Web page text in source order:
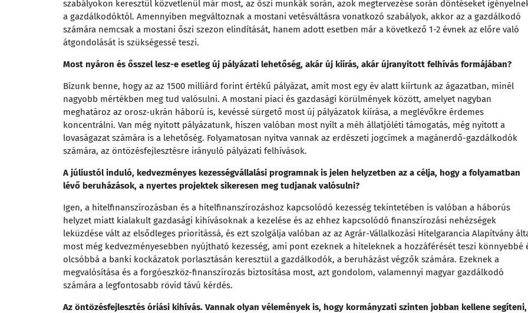
szabályokon keresztül közvetlenül már most, az őszi munkák során, azok megtervezése során döntéseket
a gazdálkodóktól. Amennyiben megváltoznak a mostani vetésváltásra vonatkozó szabályok, akkor az a gazdálkodó
számára nemcsak a mostani őszi szezon elindítását, hanem adott esetben már a következő 1-2 évnek az előre való
átgondolását is szükségessé teszi.
Most nyáron és ősszel lesz-e esetleg új pályázati lehetőség, akár új kiírás, akár újranyitott felhívás formájában?
Bízunk benne, hogy az az 1500 milliárd forint értékű pályázat, amit most egy év alatt kiírtunk az ágazatban, minél
nagyobb mértékben meg tud valósulni. A mostani piaci és gazdasági körülmények között, amelyet nagyban
meghatároz az orosz-ukrán háború is, kevéssé sürgető most új pályázatok kiírása, a meglévőkre érdemes
koncentrálni. Van még nyitott pályázatunk, hiszen valóban most nyílt a méh állatjóléti támogatás, még nyitott a
lovaságazat számára is a lehetőség. Folyamatosan nyitva vannak az erdészeti jogcímek a magánerdő-gazdálkodók
számára, az öntözésfejlesztésre irányuló pályázati felhívások.
A júliustól induló, kedvezményes kezességvállalási programnak is jelen helyzetben az a célja, hogy a folyamatban
lévő beruházások, a nyertes projektek sikeresen meg tudjanak valósulni?
Igen, a hitelfinanszírozásban és a hitelfinanszírozáshoz kapcsolódó kezesség tekintetében is valóban a háborús
helyzet miatt kialakult gazdasági kihívásoknak a kezelése és az ehhez kapcsolódó finanszírozási nehézségek
leküzdése vált az elsődleges prioritássá, és ezt szolgálja valóban az az Agrár-Vállalkozási Hitelgarancia Alapítvány
most még kedvezményesebben nyújtható kezesség, ami pont ezeknek a hiteleknek a hozzáférését teszi könnyebbé
olcsóbbá a banki kockázatok porlasztásán keresztül a gazdálkodók, a beruházást végzők számára. Ezeknek a
megvalósítása és a forgóeszköz-finanszírozás biztosítása most, azt gondolom, valamennyi magyar gazdálkodó
számára a legfontosabb rövid távú kérdés.
Az öntözésfejlesztés óriási kihívás. Vannak olyan vélemények is, hogy kormányzati szinten jobban kellene segíteni,